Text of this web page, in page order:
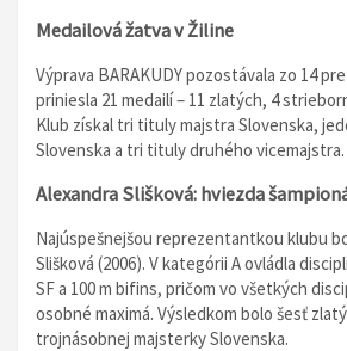
Medailová žatva v Žiline
Výprava BARAKUDY pozostávala zo 14
priniesla 21 medailí – 11 zlatých, 4
Klub získal tri tituly majstra Slovenska,
Slovenska a tri tituly druhého vicemajstra.
Alexandra Slišková: hviezda
Najúspešnejšou reprezentantkou klubu
Slišková (2006). V kategórii A ovládla
SF a 100 m bifins, pričom vo všetkých
osobné maximá. Výsledkom bolo šesť
trojnásobnej majsterky Slovenska.